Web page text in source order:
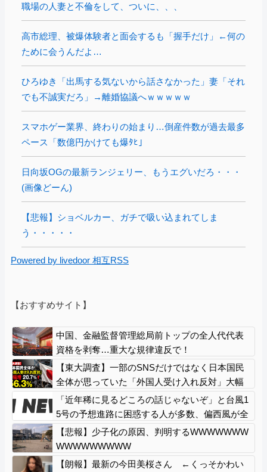
職場の人妻と不倫をして、ついに、、、
高市総理、被爆体験者と面会するも「握手だけ」←何の
ために会うんだよ…
ひろゆき「出馬する気ないから話さなかった」妻「それ
でも不誠実だろ」→離婚協議へｗｗｗｗｗ
スマホゲー業界、終わりの始まり…倒産件数が過去最多
ペース「数億円かけても爆ﾀﾋ」
日向坂OGの最新ランジェリー、もうエグいだろ・・・
(画像どーん)
【悲報】ショベルカー、ガチで吸い込まれてしま
う・・・・・
Powered by livedoor 相互RSS
【おすすめサイト】
中国、金融監督管理総局前トップの全人代代表
資格を剥奪…重大な規律違反で！
【東大調査】一部のSNSだけではなく日本国民
全体が思っていた「外国人受け入れ反対」大幅
増20.7%↑56.3%
「近年稀に見るどころの話じゃないぞ」と台風1
5号の予想進路に困惑する人が多数、偏西風が全
く通用していないんだけど……
【悲報】少子化の原因、判明するWWWWWWW
WWWWWWWWW
【朗報】最新の今田美桜さん ←くっそかわい